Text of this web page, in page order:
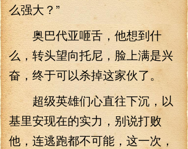
么强大？”
奥巴代亚咂舌，他想到什
么，转头望向托尼，脸上满是兴
奋，终于可以杀掉这家伙了。
超级英雄们心直往下沉，以
基里安现在的实力，别说打败
他，连逃跑都不可能，这一次，